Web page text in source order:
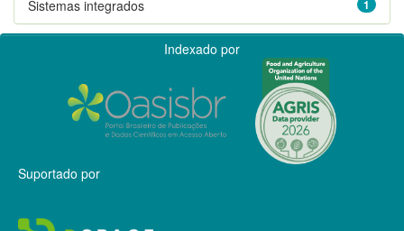
1
Sistemas integrados
Indexado por
Suportado por